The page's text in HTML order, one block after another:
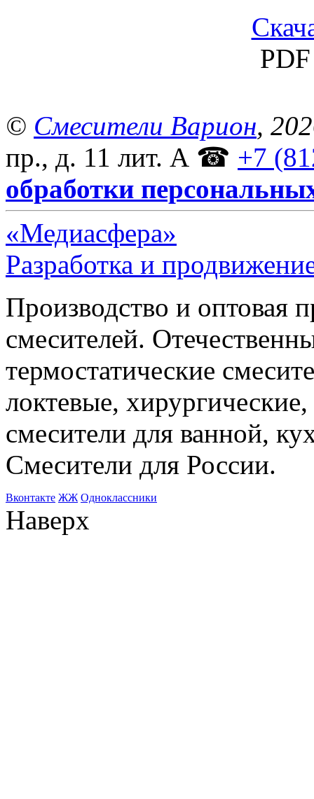
© Смесители Варион,
пр., д. 11 лит. А ☎ +7
обработки
«Медиасфера»
Разработка и
Производство и оптовая
смесителей.
термостатические
локтевые,
смесители для ванной,
Смесители для России.
Bконтакте ЖЖ Одноклассники
Наверх